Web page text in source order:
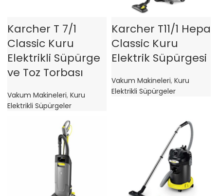
Karcher T 7/1
Classic Kuru
Elektrikli Süpürge
ve Toz Torbası
Vakum Makineleri, Kuru
Elektrikli Süpürgeler
Karcher T11/1 Hepa
Classic Kuru
Elektrik Süpürgesi
Vakum Makineleri, Kuru
Elektrikli Süpürgeler